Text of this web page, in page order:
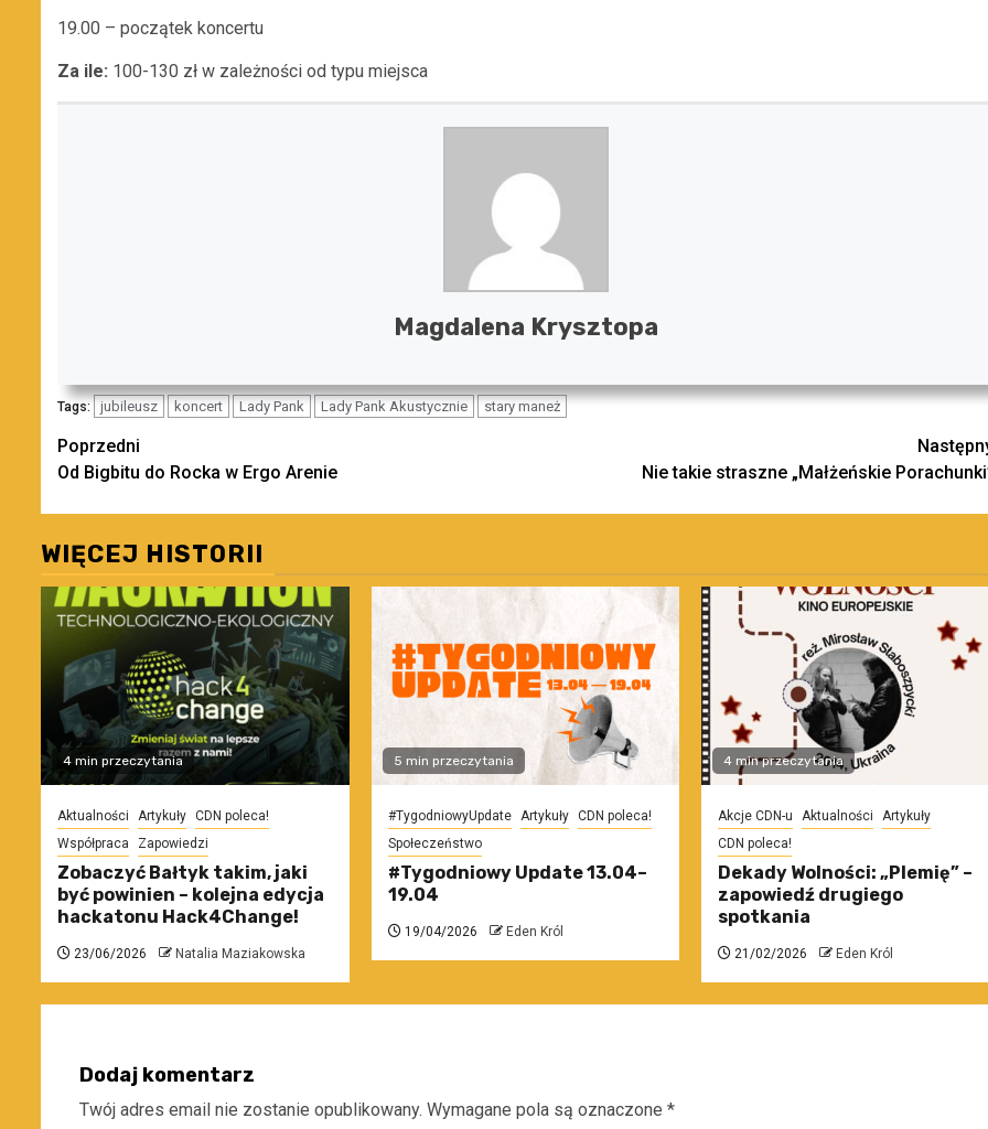
19.00 – początek koncertu
Za ile: 100-130 zł w zależności od typu miejsca
Magdalena Krysztopa
Tags: jubileusz koncert Lady Pank Lady Pank Akustycznie stary maneż
Zobacz
wpisy
Poprzedni
Od Bigbitu do Rocka w Ergo Arenie
Nie takie straszne „Małżeńskie
WIĘCEJ HISTORII
4 min przeczytania
Aktualności Artykuły CDN poleca!
Współpraca
Zapowiedzi
Zobaczyć Bałtyk takim, jaki
być powinien – kolejna edycja
hackatonu Hack4Change!
23/06/2026 Natalia Maziakowska
5 min przeczytania
#TygodniowyUpdate Artykuły CDN poleca!
Społeczeństwo
#Tygodniowy Update 13.04–
19.04
19/04/2026 Eden Król
4 min przeczytania
Akcje CDN-u Aktualności
Artykuły
CDN poleca!
Dekady Wolności: „Plemię” –
zapowiedź drugiego
spotkania
21/02/2026 Eden Król
Dodaj komentarz
Twój adres email nie zostanie opublikowany. Wymagane pola są oznaczone *